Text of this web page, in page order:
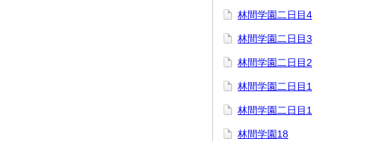
林間学園二日目4
林間学園二日目3
林間学園二日目2
林間学園二日目1
林間学園二日目1
林間学園18